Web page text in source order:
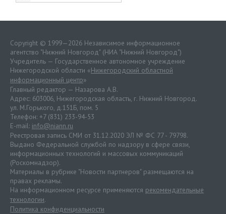
Copyright © 1999—2026 Независимое информационное
агентство "Нижний Новгород" (НИА "Нижний Новгород")
Учредитель — Государственное автономное учреждение
Нижегородской области «Нижегородский областной
информационный центр»
Главный редактор — Назарова А.В.
Адрес: 603006, Нижегородская область, г. Нижний Новгород.
ул. М.Горького, д.151Б, пом. 5
Телефон: +7 (831) 233-94-53
E-mail: info@niann.ru
Реестровая запись СМИ от 31.12.2020 ЭЛ № ФС 77 - 79798.
Выдано Федеральной службой по надзору в сфере связи,
информационных технологий и массовых коммуникаций
(Роскомнадзор).
Материалы в рубрике "Новости партнеров" размещаются на
правах рекламы.
На информационном ресурсе применяются рекомендательные
технологии.
Политика конфиденциальности